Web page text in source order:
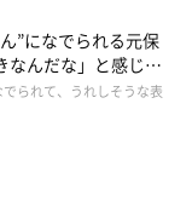
に駆られたようで
くわえて階段を上
おもちゃのどちら
”になでられる元保
んだな」と感じる
られて、うれしそうな表